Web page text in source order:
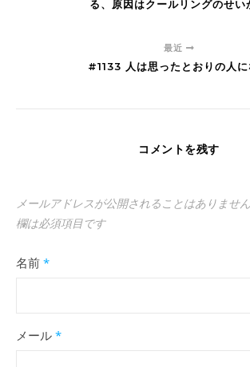
る、原因はクールリングのせい
最近
#1133 人は思ったとおりの人に
コメントを残す
メールアドレスが公開されることはありません
欄は必須項目です
名前 *
メール *